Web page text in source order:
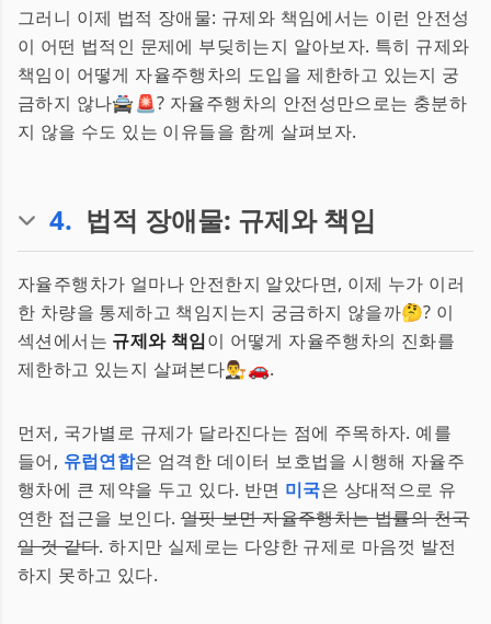
그러니 이제 법적 장애물: 규제와 책임에서는 이런 안전성
이 어떤 법적인 문제에 부딪히는지 알아보자. 특히 규제와
책임이 어떻게 자율주행차의 도입을 제한하고 있는지 궁
금하지 않나🚔🚨? 자율주행차의 안전성만으로는 충분하
지 않을 수도 있는 이유들을 함께 살펴보자.
4. 법적 장애물: 규제와 책임
자율주행차가 얼마나 안전한지 알았다면, 이제 누가 이러
한 차량을 통제하고 책임지는지 궁금하지 않을까🤔? 이
섹션에서는 규제와 책임이 어떻게 자율주행차의 진화를
제한하고 있는지 살펴본다👨‍⚖️🚗.
먼저, 국가별로 규제가 달라진다는 점에 주목하자. 예를
들어, 유럽연합은 엄격한 데이터 보호법을 시행해 자율주
행차에 큰 제약을 두고 있다. 반면 미국은 상대적으로 유
연한 접근을 보인다.얼핏 보면 자율주행차는 법률의 천국
일 것 같다. 하지만 실제로는 다양한 규제로 마음껏 발전
하지 못하고 있다.